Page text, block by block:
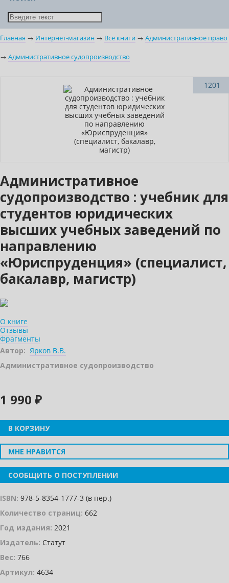
Главная → Интернет-магазин → Все книги → Административное право
→ Административное судопроизводство
1201
Административное
судопроизводство : учебник для
студентов юридических
высших учебных заведений по
направлению
«Юриспруденция» (специалист,
бакалавр, магистр)
О книге
Отзывы
Фрагменты
Автор: Ярков В.В.
Административное судопроизводство
1 990 ₽
В КОРЗИНУ
МНЕ НРАВИТСЯ
СООБЩИТЬ О ПОСТУПЛЕНИИ
ISBN: 978-5-8354-1777-3 (в пер.)
Количество страниц: 662
Год издания: 2021
Издатель: Статут
Вес: 766
Артикул: 4634